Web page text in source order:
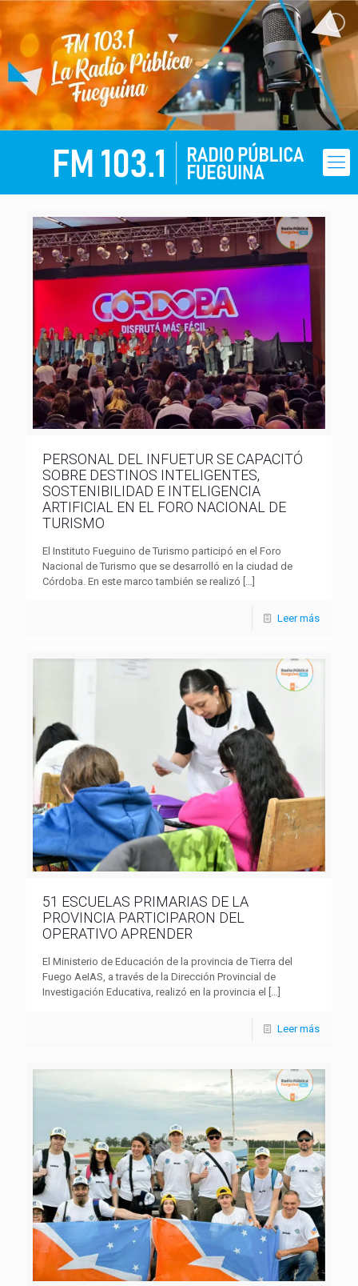
PERSONAL DEL INFUETUR SE CAPACITÓ
SOBRE DESTINOS INTELIGENTES,
SOSTENIBILIDAD E INTELIGENCIA
ARTIFICIAL EN EL FORO NACIONAL DE
TURISMO
El Instituto Fueguino de Turismo participó en el Foro
Nacional de Turismo que se desarrolló en la ciudad de
Córdoba. En este marco también se realizó […]
Leer más
51 ESCUELAS PRIMARIAS DE LA
PROVINCIA PARTICIPARON DEL
OPERATIVO APRENDER
El Ministerio de Educación de la provincia de Tierra del
Fuego AeIAS, a través de la Dirección Provincial de
Investigación Educativa, realizó en la provincia el […]
Leer más